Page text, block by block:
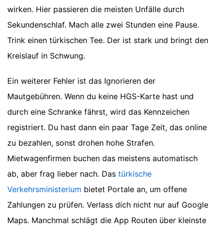
wirken. Hier passieren die meisten Unfälle durch
Sekundenschlaf. Mach alle zwei Stunden eine Pause.
Trink einen türkischen Tee. Der ist stark und bringt den
Kreislauf in Schwung.
Ein weiterer Fehler ist das Ignorieren der
Mautgebühren. Wenn du keine HGS-Karte hast und
durch eine Schranke fährst, wird das Kennzeichen
registriert. Du hast dann ein paar Tage Zeit, das online
zu bezahlen, sonst drohen hohe Strafen.
Mietwagenfirmen buchen das meistens automatisch
ab, aber frag lieber nach. Das türkische
Verkehrsministerium bietet Portale an, um offene
Zahlungen zu prüfen. Verlass dich nicht nur auf Google
Maps. Manchmal schlägt die App Routen über kleinste